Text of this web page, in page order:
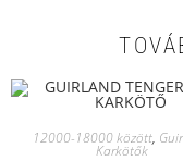
12000-18000 között,
Karkötők